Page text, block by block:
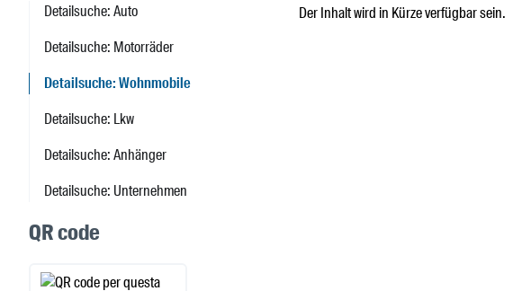
Detailsuche: Auto
Detailsuche: Motorräder
Detailsuche: Wohnmobile
Detailsuche: Lkw
Detailsuche: Anhänger
Detailsuche: Unternehmen
QR code
Der Inhalt wird in Kürze verfügbar sein.